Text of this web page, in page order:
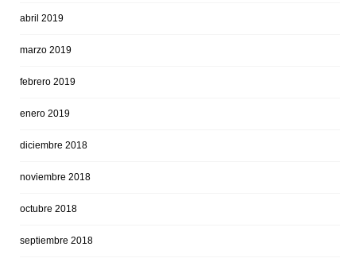
abril 2019
marzo 2019
febrero 2019
enero 2019
diciembre 2018
noviembre 2018
octubre 2018
septiembre 2018